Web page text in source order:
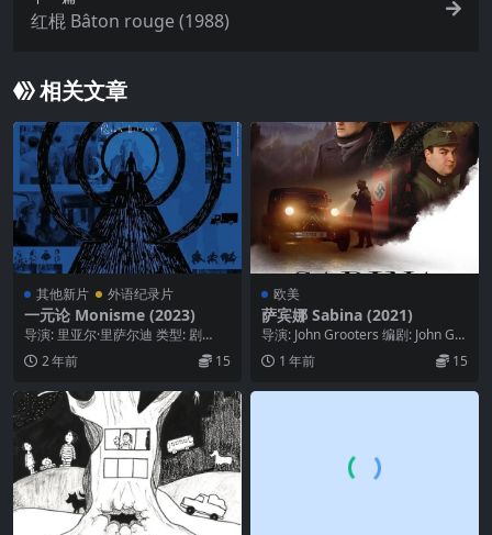
红棍 Bâton rouge (1988)
相关文章
其他新片 外语纪录片
一元论 Monisme (2023)
导演: 里亚尔·里萨尔迪 类型: 剧
情 / 纪录片 / 奇幻 制片国家/地区: ...
2 年前 15
欧美
萨宾娜 Sabina (2021)
导演: John Grooters 编剧: John Gro
oters 主演: ...
1 年前 15